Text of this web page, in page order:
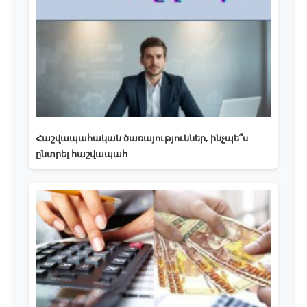
Հաշվապահական ծառայություններ, ինչպե՞ս
ընտրել հաշվապահ